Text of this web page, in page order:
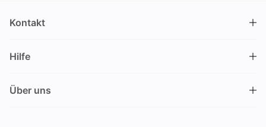
Kontakt
Nüschelerstrasse 35
Schweiz
Hilfe
Über uns